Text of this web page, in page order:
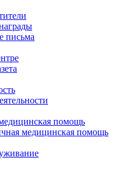
письма
помощь
медицинская помощь